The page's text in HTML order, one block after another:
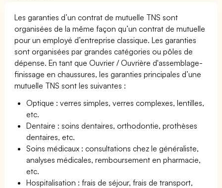
Les garanties d’un contrat de mutuelle TNS sont
organisées de la même façon qu’un contrat de mutuelle
pour un employé d’entreprise classique. Les garanties
sont organisées par grandes catégories ou pôles de
dépense. En tant que Ouvrier / Ouvrière d'assemblage-
finissage en chaussures, les garanties principales d’une
mutuelle TNS sont les suivantes :
Optique : verres simples, verres complexes, lentilles,
etc.
Dentaire : soins dentaires, orthodontie, prothèses
dentaires, etc.
Soins médicaux : consultations chez le généraliste,
analyses médicales, remboursement en pharmacie,
etc.
Hospitalisation : frais de séjour, frais de transport,